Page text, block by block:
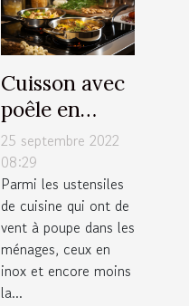
Cuisson avec
poêle en
inox : Quelle
est la
température
maximale qui
convient ?
25 septembre 2022
08:29
Parmi les ustensiles
de cuisine qui ont de
vent à poupe dans les
ménages, ceux en
inox et encore moins
la...